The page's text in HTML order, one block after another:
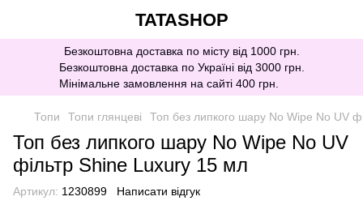
TATASHOP
Безкоштовна доставка по місту від 1000 грн.
Безкоштовна доставка по Україні від 3000 грн.
Мінімальне замовлення на сайті 400 грн.
Топи Топи глянцеві Топ без липкого шару No Wipe No UV
Топ без липкого шару No Wipe No UV
фільтр Shine Luxury 15 мл
Артикул: 1230899 Написати відгук